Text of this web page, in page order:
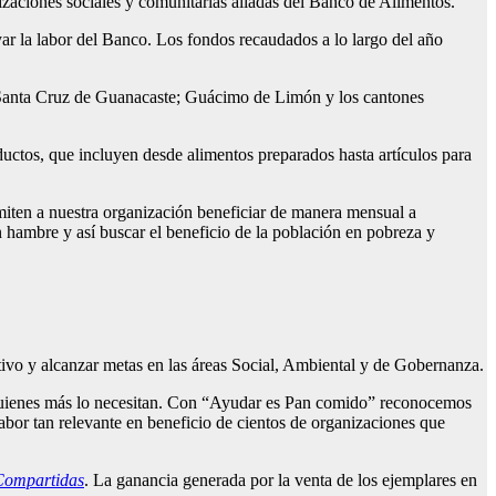
la labor del Banco. Los fondos recaudados a lo largo del año
Cruz de Guanacaste; Guácimo de Limón y los cantones
que incluyen desde alimentos preparados hasta artículos para
a nuestra organización beneficiar de manera mensual a
y así buscar el beneficio de la población en pobreza y
y alcanzar metas en las áreas Social, Ambiental y de Gobernanza.
más lo necesitan. Con “Ayudar es Pan comido” reconocemos
tan relevante en beneficio de cientos de organizaciones que
. La ganancia generada por la venta de los ejemplares en